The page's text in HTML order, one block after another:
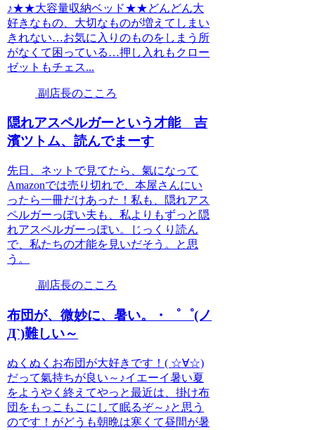
♪★★大容量収納ベッド★★どんどん大
好きなもの、大切なものが増えてしまい
きれない…お気に入りのものをしまう所
がなくて困っている…押し入れもクロー
ゼットもチェス...
副店長のこころ
隠れアスペルガーという才能 吉
濱ツトム、読んでまーす
先日、ネットで見てたら、氣になって
Amazonでは売り切れで、本屋さんにい
ったら一冊だけあった！私も、隠れアス
ペルガーっぽい夫も、私よりもずっと隠
れアスペルガーっぽい。じっくり読ん
で、私たちの才能を見いだそう。と思
う。
副店長のこころ
布団が、微妙に、暑い。・゜゜(ノ
Д`)難しい～
ぬくぬくお布団が大好きです！( ☆∀☆)
だって氣持ちが良い～♪イエーイ暑い夏
をようやく終えてやっと最近は、掛け布
団をもっこもこにして眠るぞ～♪と思う
のです！がどうも朝晩は寒くて昼間が暑